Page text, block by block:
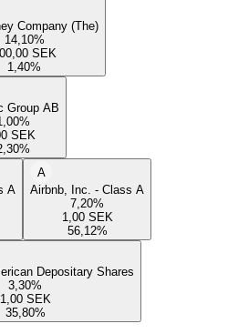
Company (The)
14,10%
SEK
1,40%
Group AB
%
SEK
%
A
A
Airbnb, Inc. - Class A
7,20%
1,00 SEK
56,12%
Depositary Shares
3,30%
1,00 SEK
35,80%